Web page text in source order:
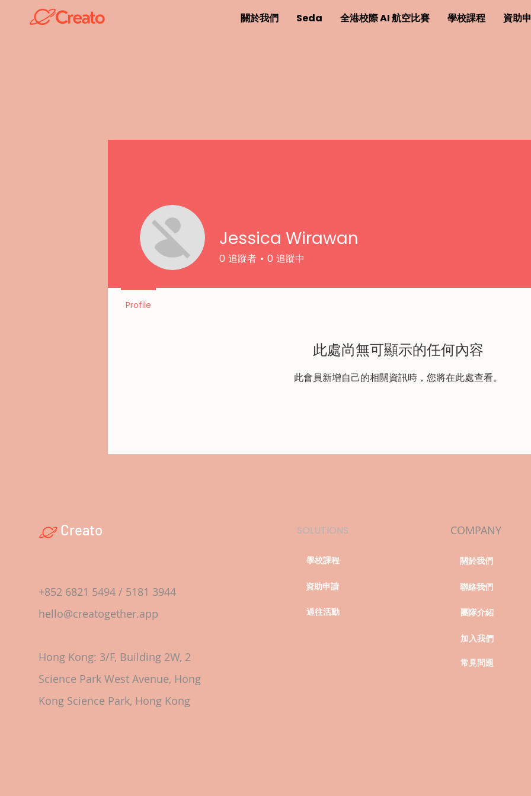
關於我們 Seda 全港校際 AI 航空比賽 學校課程 資助
個人檔案
加入日期： 2023年4月27日
此處尚無可顯示的任何內容
此會員新增自己的相關資訊時，您將在此處查看。
Jessica Wirawan
0 追蹤者 0 追蹤中
Profile
Creato
+852 6821 5494 / 5181 3944
hello@creatogether.app
Hong Kong: 3/F, Building 2W, 2
Science Park West Avenue, Hong
Kong Science Park, Hong Kong
SOLUTIONS
學校課程
資助申請
過往活動
COMPANY
關於我們
聯絡我們
團隊介紹
加入我們
常見問題